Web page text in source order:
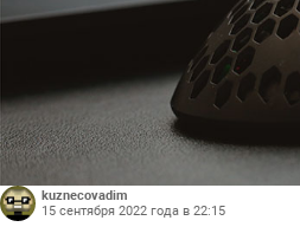
kuznecovadim
15 сентября 2022 года в 22:15